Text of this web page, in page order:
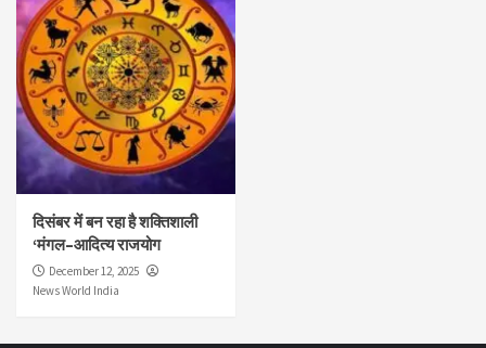
दिसंबर में बन रहा है शक्तिशाली
‘मंगल–आदित्य राजयोग
December 12, 2025
News World India